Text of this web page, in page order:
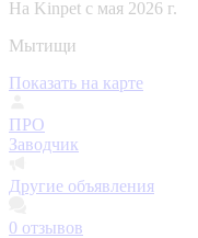
На Kinpet c мая 2026 г.
Мытищи
Показать на карте
ПРО
Заводчик
Другие объявления
0 отзывов